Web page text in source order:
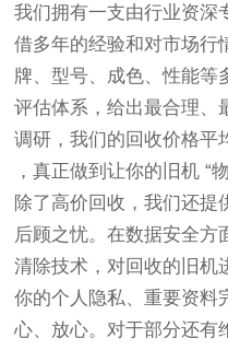
我们拥有一支由行业资深
借多年的经验和对市场行
牌、型号、成色、性能等
评估体系，给出最合理、
调研，我们的回收价格平
，真正做到让你的旧机 “
除了高价回收，我们还提
后顾之忧。在数据安全方
清除技术，对回收的旧机
你的个人隐私、重要资料
心、放心。对于部分还有